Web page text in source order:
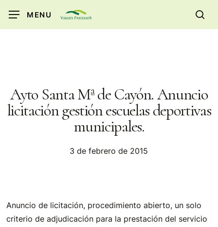
MENU
Ayto Santa Mª de Cayón. Anuncio
licitación gestión escuelas deportivas
municipales.
3 de febrero de 2015
Anuncio de licitación, procedimiento abierto, un solo
criterio de adjudicación para la prestación del servicio